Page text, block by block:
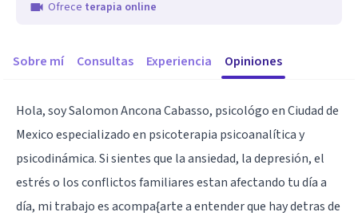
Ofrece terapia online
Sobre mí Consultas Experiencia Opiniones
Hola, soy Salomon Ancona Cabasso, psicológo en Ciudad de
Mexico especializado en psicoterapia psicoanalítica y
psicodinámica. Si sientes que la ansiedad, la depresión, el
estrés o los conflictos familiares estan afectando tu día a
día, mi trabajo es acompa{arte a entender que hay detras de